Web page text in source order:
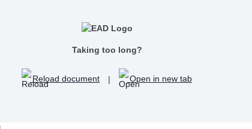
Taking too long?
Reload document | Open in new tab